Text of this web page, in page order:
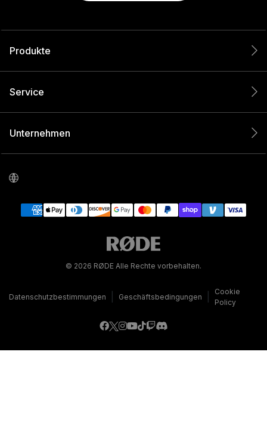
Produkte
Service
Unternehmen
© 2026 RØDE Alle Rechte vorbehalten.
Datenschutzbestimmungen Geschäftsbedingungen
Cookie
Policy